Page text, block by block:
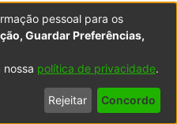
pessoal para os
Guardar Preferências,
nossa política de privacidade.
Rejeitar Concordo